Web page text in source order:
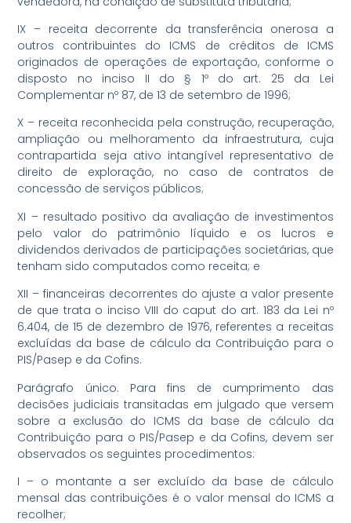
IX – receita decorrente da transferência onerosa a
outros contribuintes do ICMS de créditos de ICMS
originados de operações de exportação, conforme o
disposto no inciso II do § 1º do art. 25 da Lei
Complementar nº 87, de 13 de setembro de 1996;
X – receita reconhecida pela construção, recuperação,
ampliação ou melhoramento da infraestrutura, cuja
contrapartida seja ativo intangível representativo de
direito de exploração, no caso de contratos de
concessão de serviços públicos;
XI – resultado positivo da avaliação de investimentos
pelo valor do patrimônio líquido e os lucros e
dividendos derivados de participações societárias, que
tenham sido computados como receita; e
XII – financeiras decorrentes do ajuste a valor presente
de que trata o inciso VIII do caput do art. 183 da Lei nº
6.404, de 15 de dezembro de 1976, referentes a receitas
excluídas da base de cálculo da Contribuição para o
PIS/Pasep e da Cofins.
Parágrafo único. Para fins de cumprimento das
decisões judiciais transitadas em julgado que versem
sobre a exclusão do ICMS da base de cálculo da
Contribuição para o PIS/Pasep e da Cofins, devem ser
observados os seguintes procedimentos:
I – o montante a ser excluído da base de cálculo
mensal das contribuições é o valor mensal do ICMS a
recolher;